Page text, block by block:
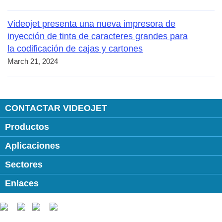
Videojet presenta una nueva impresora de
inyección de tinta de caracteres grandes para
la codificación de cajas y cartones
March 21, 2024
CONTACTAR VIDEOJET
Productos
Aplicaciones
Sectores
Enlaces